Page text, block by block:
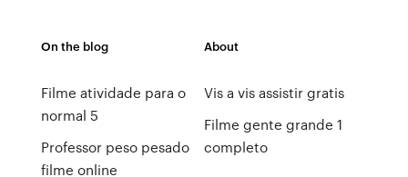
On the blog
Filme atividade para o
normal 5
Professor peso pesado
filme online
About
Vis a vis assistir gratis
Filme gente grande 1
completo